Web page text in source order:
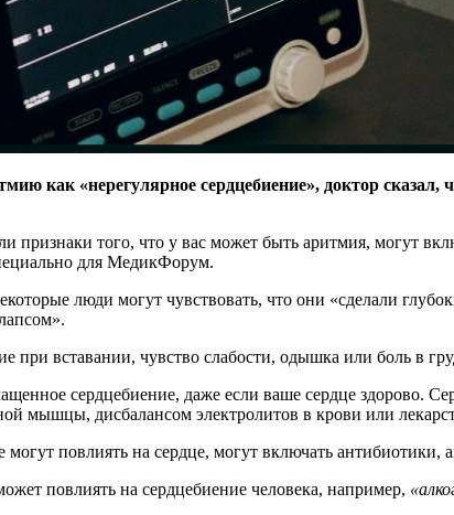
как «нерегулярное сердцебиение», доктор сказал,
для МедикФорум.
люди могут чувствовать, что они «сделали
при вставании, чувство слабости, одышка или боль в
мышцы, дисбалансом электролитов в крови или
повлиять на сердце, могут включать
повлиять на сердцебиение человека, например,